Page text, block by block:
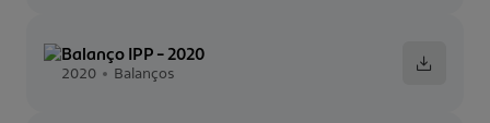
Balanço IPP - 2020
2020 Balanços